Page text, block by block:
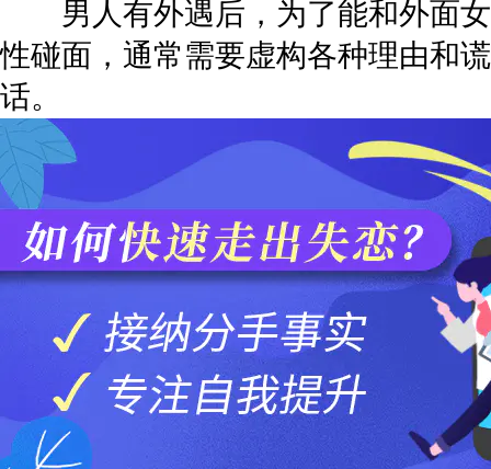
男人有外遇后，为了能和外面女
性碰面，通常需要虚构各种理由和谎
话。